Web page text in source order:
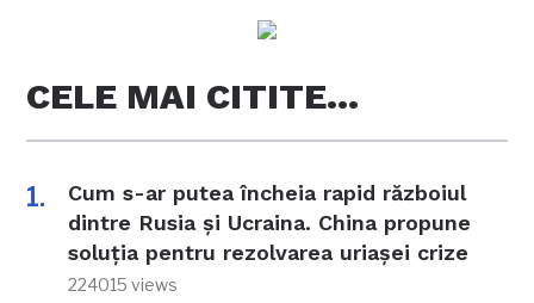
CELE MAI CITITE…
Cum s-ar putea încheia rapid războiul
dintre Rusia și Ucraina. China propune
soluția pentru rezolvarea uriașei crize
224015 views